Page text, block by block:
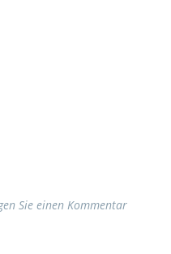
Sie einen Kommentar